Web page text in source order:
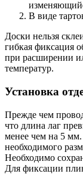
В виде
Доски нельзя
гибкая фиксация
при расширении
температур.
Установка
Прежде чем
что длина лаг
менее чем на 5
необходимого
Необходимо
Для фиксации